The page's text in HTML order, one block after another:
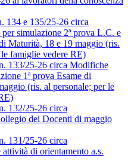
134 e 135/25-26 circa
simulazione 2ª prova L.C. e
Maturità, 18 e 19 maggio (ris.
famiglie vedere RE)
133/25-26 circa Modifiche
1ª prova Esame di
(ris. al personale; per le
132/25-26 circa
dei Docenti di maggio
131/25-26 circa
di orientamento a.s.